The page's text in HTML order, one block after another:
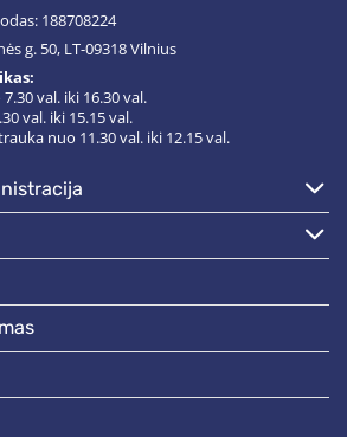
188708224
g. 50, LT-09318 Vilnius
val. iki 16.30 val.
val. iki 15.15 val.
nuo 11.30 val. iki 12.15 val.